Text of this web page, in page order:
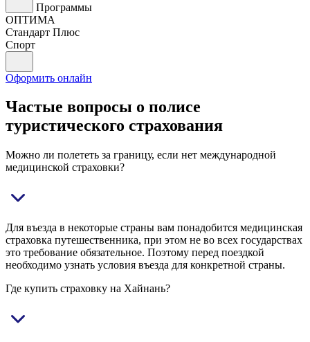
Программы
ОПТИМА
Стандарт Плюс
Спорт
Оформить онлайн
Частые вопросы о полисе
туристического страхования
Можно ли полететь за границу, если нет международной
медицинской страховки?
Для въезда в некоторые страны вам понадобится медицинская
страховка путешественника, при этом не во всех государствах
это требование обязательное. Поэтому перед поездкой
необходимо узнать условия въезда для конкретной страны.
Где купить страховку на Хайнань?